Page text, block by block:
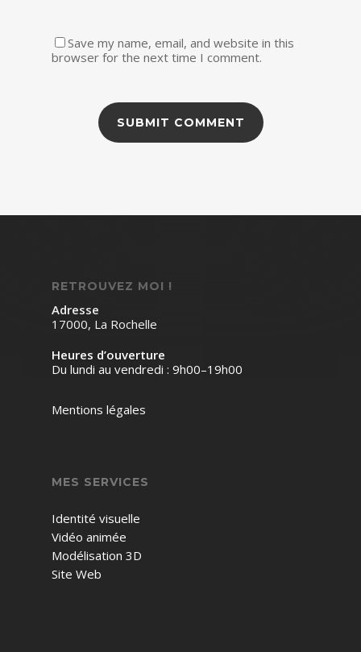
Save my name, email, and website in this
browser for the next time I comment.
RETROUVEZ MOI !
Adresse
17000, La Rochelle
Heures d’ouverture
Du lundi au vendredi : 9h00–19h00
Mentions légales
MES SERVICES
Identité visuelle
Vidéo animée
Modélisation 3D
Site Web